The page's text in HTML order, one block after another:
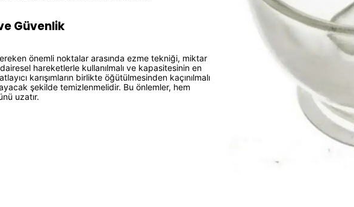
Güvenlik
önemli noktalar arasında ezme tekniği, miktar
hareketlerle kullanılmalı ve kapasitesinin en
karışımların birlikte öğütülmesinden kaçınılmalı
şekilde temizlenmelidir. Bu önlemler, hem
uzatır.